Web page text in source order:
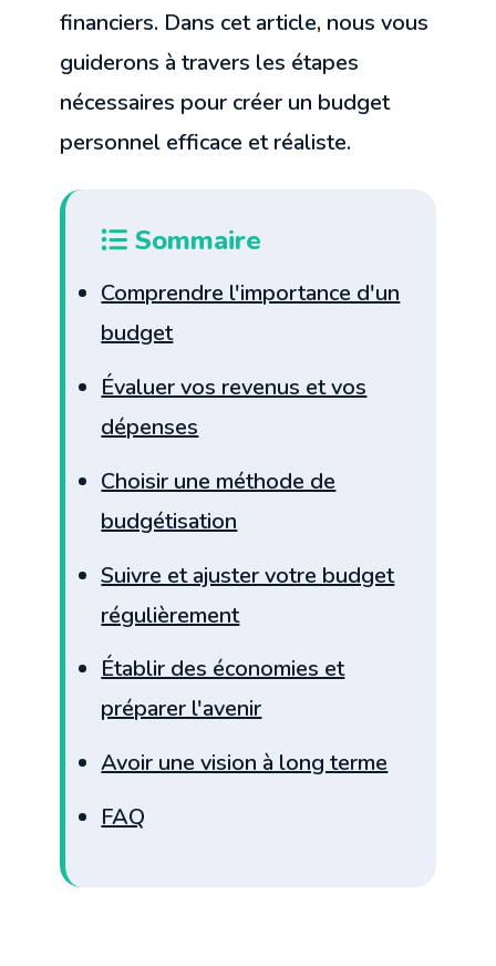
financiers. Dans cet article, nous vous
guiderons à travers les étapes
nécessaires pour créer un budget
personnel efficace et réaliste.
Sommaire
Comprendre l'importance d'un
budget
Évaluer vos revenus et vos
dépenses
Choisir une méthode de
budgétisation
Suivre et ajuster votre budget
régulièrement
Établir des économies et
préparer l'avenir
Avoir une vision à long terme
FAQ